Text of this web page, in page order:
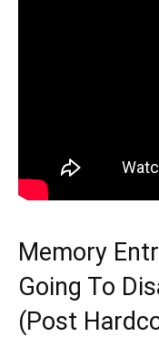
Memory
Going To
(Post